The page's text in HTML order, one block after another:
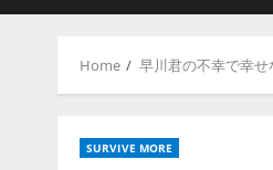
Home 早川君の不幸で幸
SURVIVE MORE